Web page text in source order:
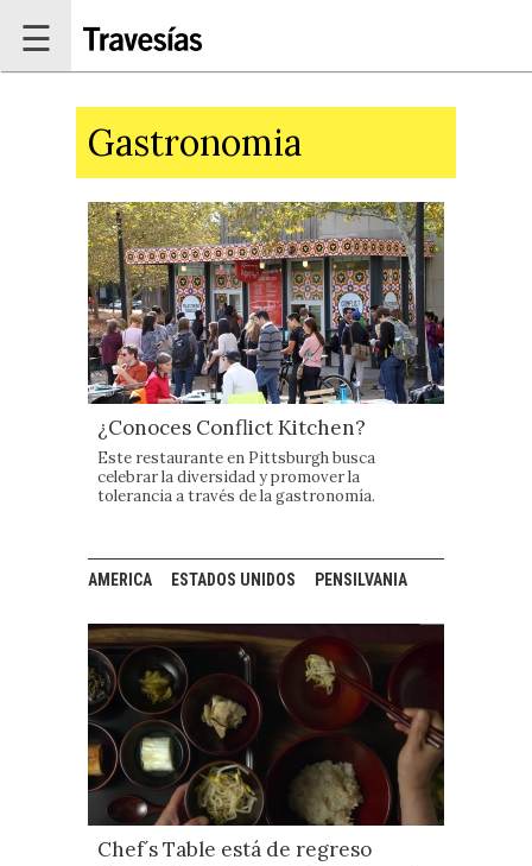
☰
Gastronomia
¿Conoces Conflict Kitchen?
Este restaurante en Pittsburgh busca
celebrar la diversidad y promover la
tolerancia a través de la gastronomía.
AMERICA ESTADOS UNIDOS PENSILVANIA
Chef´s Table está de regreso